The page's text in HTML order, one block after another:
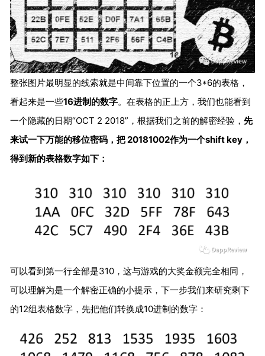
整张图片最明显的线索就是中间靠下位置的一个3*6的表格，
看起来是一些16进制的数字。在表格的正上方，我们也能看到
一个隐藏的日期“OCT 2 2018”，根据我们之前的解密经验， 先
来试一下万能的移位密码，把 20181002作为一个shift key，
得到新的表格数字如下：
可以看到第一行全部是310，这与游戏的大奖金额完全相同，
可以理解为是一个解密正确的小提示，下一步我们来研究剩下
的12组表格数字，先把他们转换成10进制的数字：